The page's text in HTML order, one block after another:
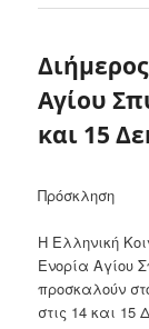
Αγίου
και 15
Πρόσκληση
Η Ελληνική
Ενορία Αγίου
προσκαλούν
στις 14 και 15